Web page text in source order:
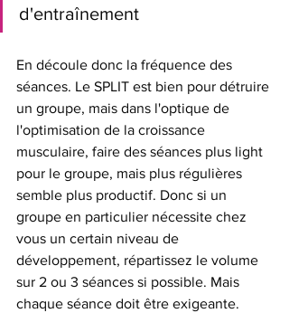
d'entraînement
En découle donc la fréquence des
séances. Le SPLIT est bien pour détruire
un groupe, mais dans l'optique de
l'optimisation de la croissance
musculaire, faire des séances plus light
pour le groupe, mais plus régulières
semble plus productif. Donc si un
groupe en particulier nécessite chez
vous un certain niveau de
développement, répartissez le volume
sur 2 ou 3 séances si possible. Mais
chaque séance doit être exigeante.